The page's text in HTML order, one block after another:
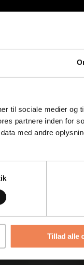
til sociale medier og
partnere inden for
med andre
Tillad alle